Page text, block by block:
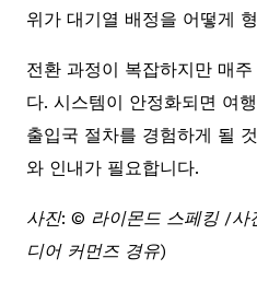
위가 대기열 배정을 어떻게
전환 과정이 복잡하지만 매
다. 시스템이 안정화되면 여
출입국 절차를 경험하게 될
와 인내가 필요합니다.
사진: © 라이몬드 스페킹 /사
디어 커먼즈 경유)